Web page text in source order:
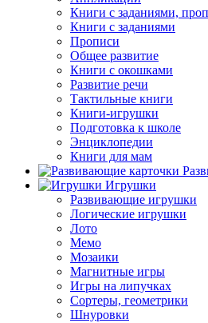
Книги с заданиями,
Книги с заданиями
Прописи
Общее развитие
Книги с окошками
Развитие речи
Тактильные книги
Книги-игрушки
Подготовка к школе
Энциклопедии
Книги для мам
Игрушки
Развивающие игрушки
Логические игрушки
Лото
Мемо
Мозаики
Магнитные игры
Игры на липучках
Сортеры, геометрики
Шнуровки